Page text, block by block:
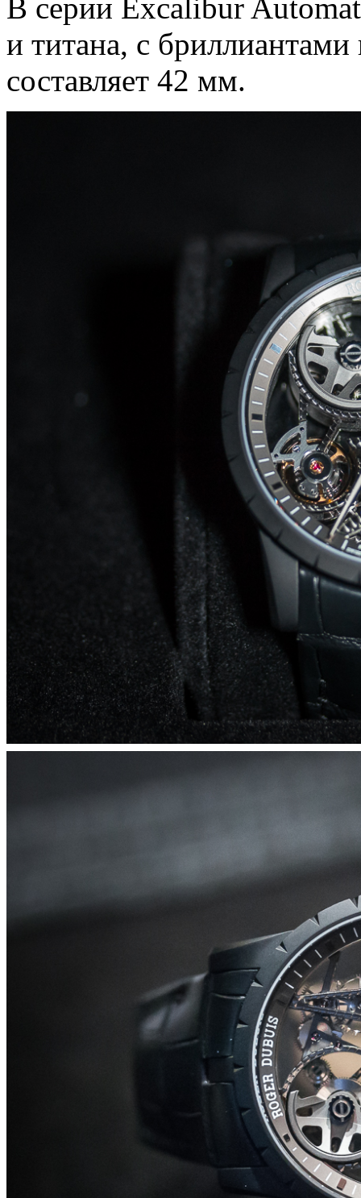
В серии Excalibur
и титана, с
составляет 42 мм.